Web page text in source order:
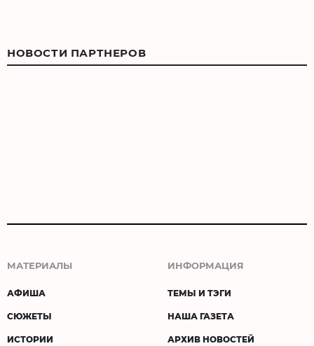
НОВОСТИ ПАРТНЕРОВ
МАТЕРИАЛЫ
АФИША
СЮЖЕТЫ
ИСТОРИИ
ИНФОРМАЦИЯ
ТЕМЫ И ТЭГИ
НАША ГАЗЕТА
АРХИВ НОВОСТЕЙ